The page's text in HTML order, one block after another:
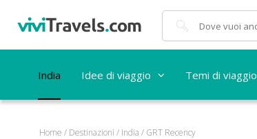
Cerca
India Idee di viaggio Temi di viaggio
Home / Destinazioni / India / GRT Recency